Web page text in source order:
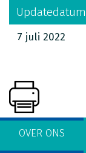
Updatedatum
7 juli 2022
OVER ONS